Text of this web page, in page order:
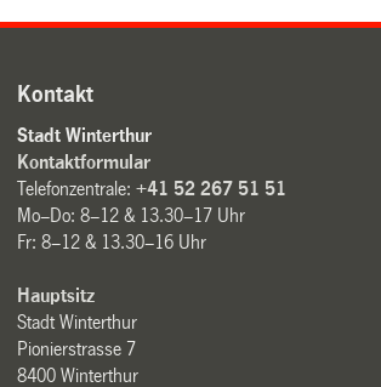
Kontakt
Stadt Winterthur
Kontaktformular
Telefonzentrale:+41 52 267 51 51
Mo–Do: 8–12 & 13.30–17 Uhr
Fr: 8–12 & 13.30–16 Uhr
Hauptsitz
Stadt Winterthur
Pionierstrasse 7
8400 Winterthur